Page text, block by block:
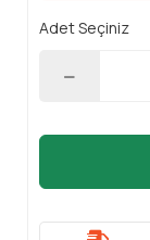
Adet Seçiniz